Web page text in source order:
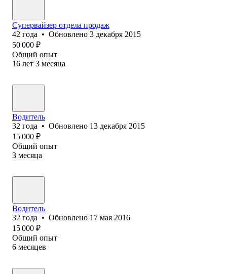
Супервайзер отдела продаж
42 года • Обновлено 3 декабря 2015
50 000 ₽
Общий опыт
16 лет 3 месяца
Водитель
32 года • Обновлено 13 декабря 2015
15 000 ₽
Общий опыт
3 месяца
Водитель
32 года • Обновлено 17 мая 2016
15 000 ₽
Общий опыт
6 месяцев